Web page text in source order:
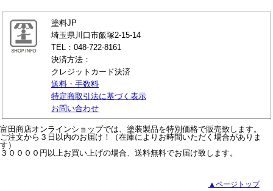
塗料JP
埼玉県川口市飯塚2-15-14
TEL：048-722-8161
決済方法：
クレジットカード決済
送料・手数料
特定商取引法に基づく表示
お問い合わせ
富田商店オンラインショップでは、塗装製品を特別価格で販売致します。
ご注文から３日以内のお届け！（在庫によりお時間いただく場合がありま
す）
３００００円以上お買い上げの場合、送料無料でお届け致します。
▲ページトップ